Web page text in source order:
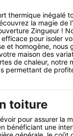
thermique inégalé
la magie de
Zingueur !
pour isoler
et homogène, nous
maison des
de chaleur, notre
permettant de
toiture
pour assurer la
bénéficiant une